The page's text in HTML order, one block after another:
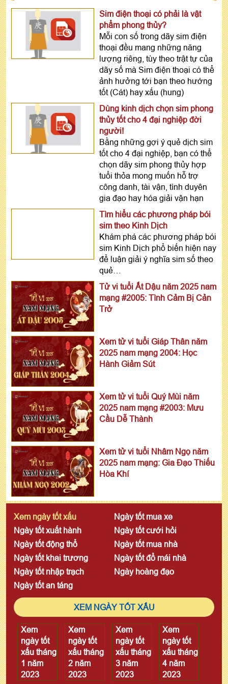
Sim điện thoại có phải là vật
phẩm phong thủy?
Mỗi con số trong dãy sim điện
thoại đều mang những năng
lượng riêng, tùy theo trật tự của
dãy số mà Sim điện thoại có thể
ảnh hưởng tới bạn theo hướng
tốt (Cát) hay xấu (hung)
Dùng kinh dịch chọn sim phong
thủy tốt cho 4 đại nghiệp đời
người!
Bằng những gợi ý quẻ dịch sim
tốt cho 4 đại nghiệp, bạn có thể
chọn dãy sim phong thủy hợp
tuổi thỏa mong muốn hỗ trợ
công danh, tài vận, tình duyên
gia đạo hay hóa giải vận hạn
Tìm hiểu các phương pháp bói
sim theo Kinh Dịch
Khám phá các phương pháp bói
sim Kinh Dịch phổ biến hiện nay
để luận giải ý nghĩa sim số theo
quẻ…
Tử vi tuổi Ất Dậu năm 2025 nam
mạng #2005: Tình Cảm Bị Cản
Trở
Xem tử vi tuổi Giáp Thân năm
2025 nam mạng 2004: Học
Hành Giảm Sút
Xem tử vi tuổi Quý Mùi năm
2025 nam mạng #2003: Mưu
Cầu Dễ Thành
Xem tử vi tuổi Nhâm Ngọ năm
2025 nam mạng: Gia Đạo Thiếu
Hòa Khí
Xem ngày tốt xấu
Ngày tốt mua xe
Ngày tốt xuất hành
Ngày tốt cưới hỏi
Ngày tốt động thổ
Ngày tốt mua nhà
Ngày tốt khai trương
Ngày tốt đổ mái nhà
Ngày tốt nhập trạch
Ngày hoàng đạo
Ngày tốt an táng
XEM NGÀY TỐT XẤU
Xem
ngày tốt
xấu tháng
1 năm
2023
Xem
ngày tốt
xấu tháng
2 năm
2023
Xem
ngày tốt
xấu tháng
3 năm
2023
Xem
ngày tốt
xấu tháng
4 năm
2023